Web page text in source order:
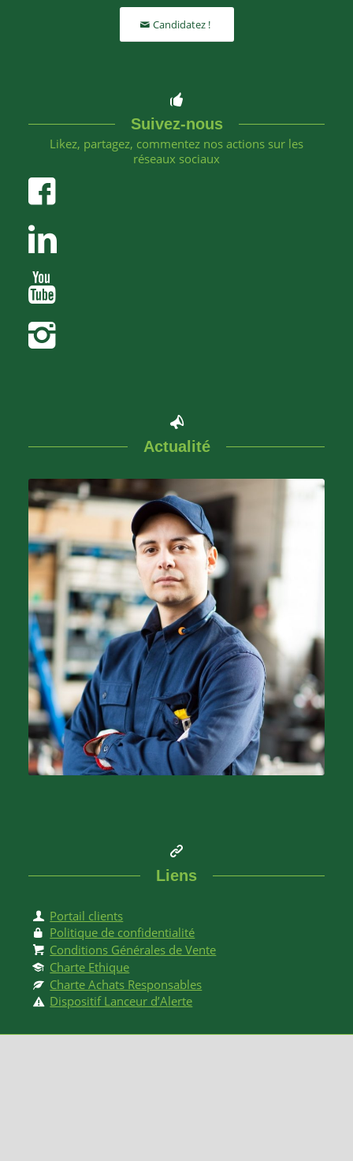
Candidatez !
Suivez-nous
Likez, partagez, commentez nos actions sur les
réseaux sociaux
Actualité
Liens
Portail clients
Politique de confidentialité
Conditions Générales de Vente
Charte Ethique
Charte Achats Responsables
Dispositif Lanceur d’Alerte